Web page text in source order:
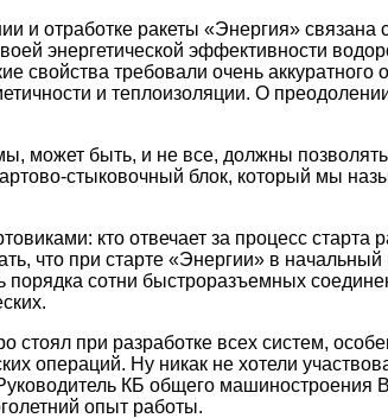
и отработке ракеты «Энергия» связана
энергетической эффективности
свойства требовали очень аккуратного
и теплоизоляции. О
может быть, и не все, должны
стыковочный блок, который мы
кто отвечает за процесс старта
что при старте «Энергии» в
сотни быстроразъемных
стоял при разработке всех систем,
операций. Ну никак не хотели
КБ общего машиностроения
опыт работы.